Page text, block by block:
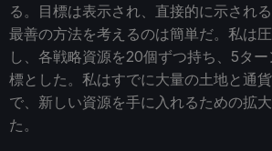
る。目標は表示され、直接的に示され
最善の方法を考えるのは簡単だ。私は
し、各戦略資源を20個ずつ持ち、5タ
標とした。私はすでに大量の土地と通
で、新しい資源を手に入れるための拡
た。